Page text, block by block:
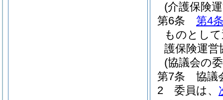
(介護保険
第6条
第4
ものとし
護保険運営
(協議会の
第7条
協議
2
委員は、